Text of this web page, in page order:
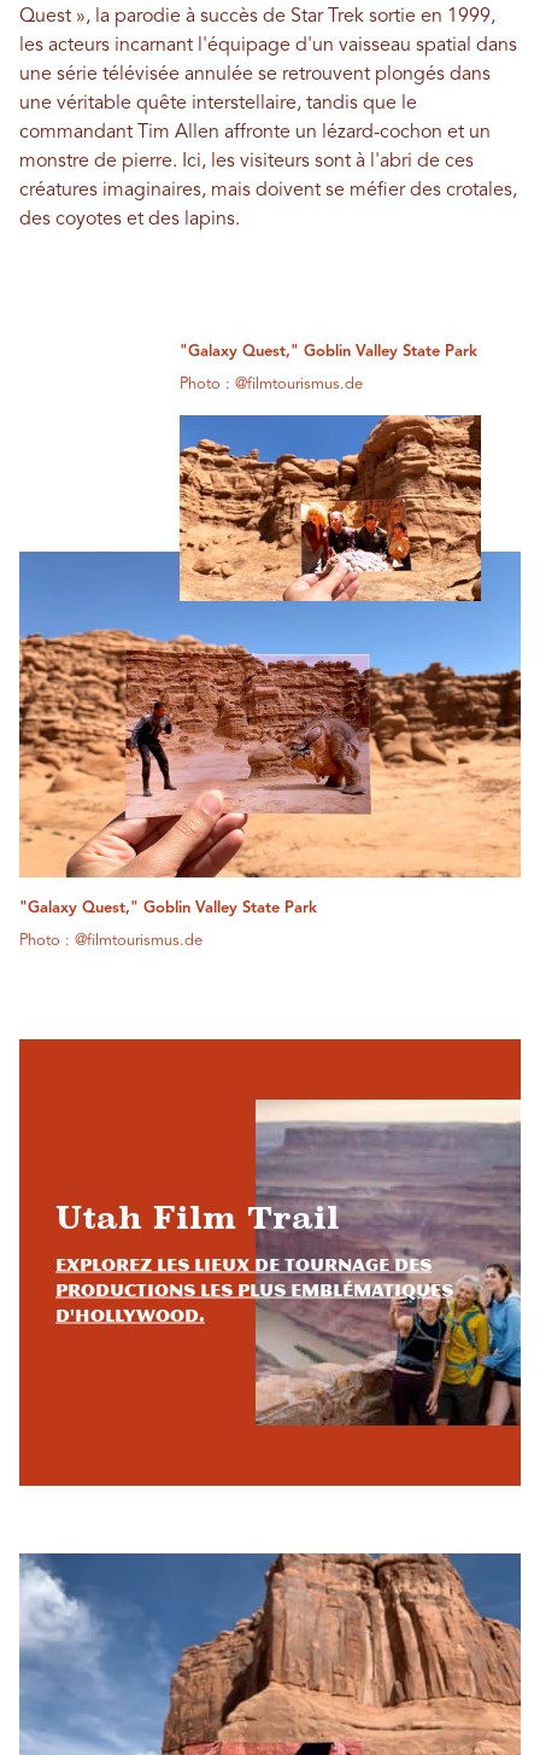
Quest », la parodie à succès de Star Trek sortie en 1999,
les acteurs incarnant l'équipage d'un vaisseau spatial dans
une série télévisée annulée se retrouvent plongés dans
une véritable quête interstellaire, tandis que le
commandant Tim Allen affronte un lézard-cochon et un
monstre de pierre. Ici, les visiteurs sont à l'abri de ces
créatures imaginaires, mais doivent se méfier des crotales,
des coyotes et des lapins.
"Galaxy Quest," Goblin Valley State Park
Photo : @filmtourismus.de
"Galaxy Quest," Goblin Valley State Park
Photo : @filmtourismus.de
Utah Film Trail
Explorez les lieux de tournage des
productions les plus emblématiques
d'Hollywood.